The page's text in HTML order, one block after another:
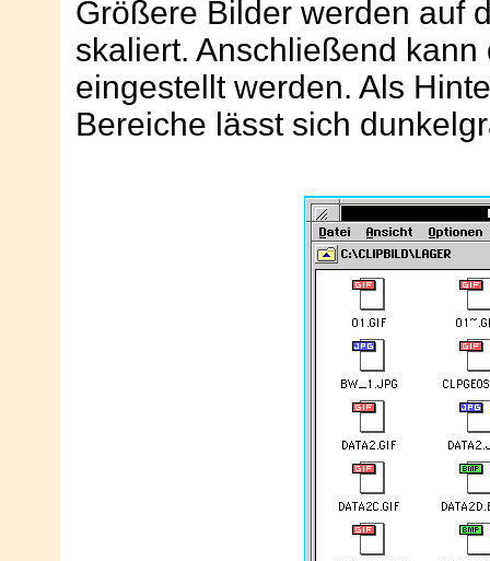
Größere Bilder werden auf
skaliert. Anschließend
eingestellt werden. Als
Bereiche lässt sich